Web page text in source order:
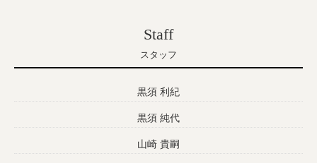
Staff
スタッフ
黒須 利紀
黒須 純代
山崎 貴嗣